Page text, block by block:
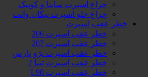
چراغ اسپرت ساینا و کوییک
چراغ جلو اسپرت پیکان وانت
خطر عقب اسپرت
خطر عقب اسپرت 206
خطر عقب اسپرت 207
خطر عقب اسپرت پژو پارس
خطر عقب اسپرت تیبا 2
خطر عقب اسپرت L90